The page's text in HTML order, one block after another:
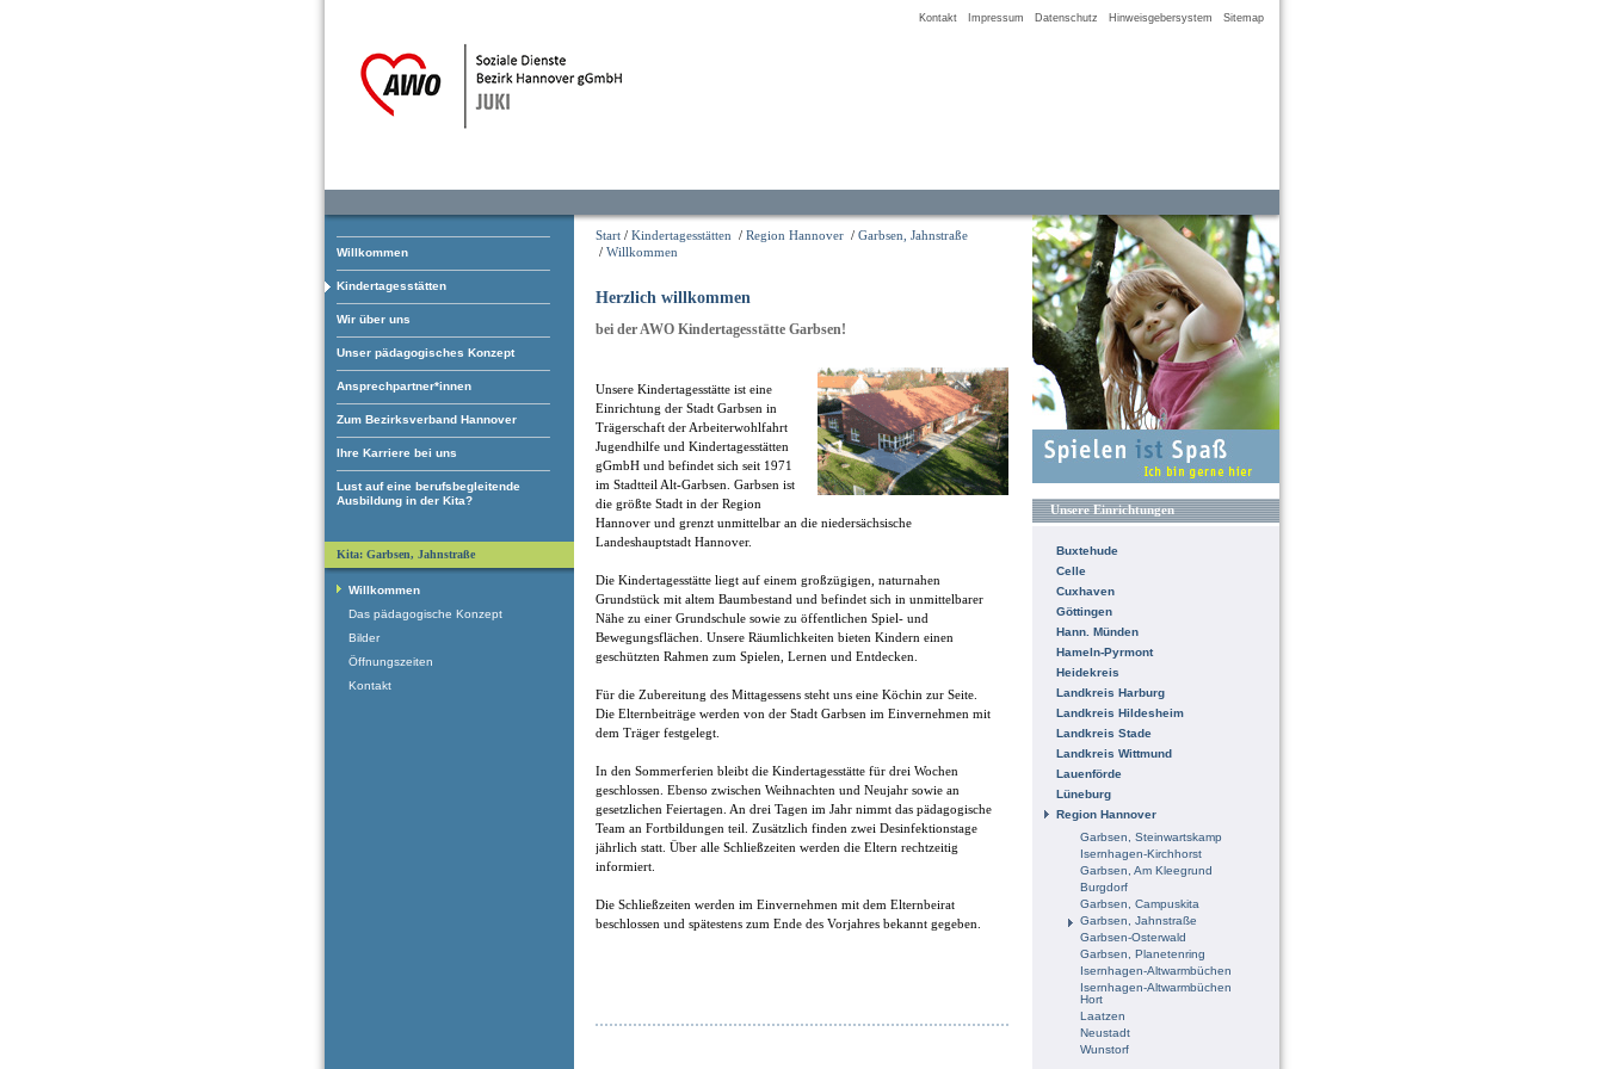
Kontakt Impressum Datenschutz Hinweisgebersystem Sitemap
Willkommen
Kindertagesstätten
Wir über uns
Unser pädagogisches Konzept
Ansprechpartner*innen
Zum Bezirksverband Hannover
Ihre Karriere bei uns
Lust auf eine berufsbegleitende
Ausbildung in der Kita?
Start / Kindertagesstätten / Region Hannover / Garbsen, Jahnstraße
/ Willkommen
Herzlich willkommen
bei der AWO Kindertagesstätte Garbsen!
Unsere Kindertagesstätte ist eine
Einrichtung der Stadt Garbsen in
Trägerschaft der Arbeiterwohlfahrt
Jugendhilfe und Kindertagesstätten
gGmbH und befindet sich seit 1971
im Stadtteil Alt-Garbsen. Garbsen ist
die größte Stadt in der Region
Hannover und grenzt unmittelbar an die niedersächsische
Landeshauptstadt Hannover.
Die Kindertagesstätte liegt auf einem großzügigen, naturnahen
Grundstück mit altem Baumbestand und befindet sich in unmittelbarer
Nähe zu einer Grundschule sowie zu öffentlichen Spiel- und
Bewegungsflächen. Unsere Räumlichkeiten bieten Kindern einen
geschützten Rahmen zum Spielen, Lernen und Entdecken.
Für die Zubereitung des Mittagessens steht uns eine Köchin zur Seite.
Die Elternbeiträge werden von der Stadt Garbsen im Einvernehmen mit
dem Träger festgelegt.
In den Sommerferien bleibt die Kindertagesstätte für drei Wochen
geschlossen. Ebenso zwischen Weihnachten und Neujahr sowie an
gesetzlichen Feiertagen. An drei Tagen im Jahr nimmt das pädagogische
Team an Fortbildungen teil. Zusätzlich finden zwei Desinfektionstage
jährlich statt. Über alle Schließzeiten werden die Eltern rechtzeitig
informiert.
Die Schließzeiten werden im Einvernehmen mit dem Elternbeirat
beschlossen und spätestens zum Ende des Vorjahres bekannt gegeben.
Unsere Einrichtungen
Buxtehude
Celle
Cuxhaven
Göttingen
Hann. Münden
Hameln-Pyrmont
Heidekreis
Landkreis Harburg
Landkreis Hildesheim
Landkreis Stade
Landkreis Wittmund
Lauenförde
Lüneburg
Region Hannover
Garbsen, Steinwartskamp
Isernhagen-Kirchhorst
Garbsen, Am Kleegrund
Burgdorf
Garbsen, Campuskita
Garbsen, Jahnstraße
Garbsen-Osterwald
Garbsen, Planetenring
Isernhagen-Altwarmbüchen
Isernhagen-Altwarmbüchen
Hort
Laatzen
Neustadt
Wunstorf
Kita: Garbsen, Jahnstraße
Willkommen
Das pädagogische Konzept
Bilder
Öffnungszeiten
Kontakt